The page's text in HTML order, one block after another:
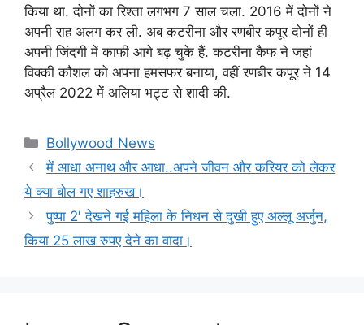
किया था. दोनों का रिश्ता लगभग 7 साल चला. 2016 में दोनों ने
अपनी राह अलग कर ली. अब कटरीना और रणबीर कपूर दोनों ही
अपनी जिंदगी में काफी आगे बढ़ चुके हैं. कटरीना कैफ ने जहां
विक्की कौशल को अपना हमसफर बनाया, वहीं रणबीर कपूर ने 14
अप्रैल 2022 में अलिया भट्ट से शादी की.
Categories
Bollywood News
में आधा अनाथ और आधा..अपने जीवन और करियर को लेकर
ये क्या बोल गए शाहरुख।
पुष्पा 2′ देखने गई महिला के निधन से दुखी हुए अल्लू अर्जुन,
किया 25 लाख रुपए देने का वादा।